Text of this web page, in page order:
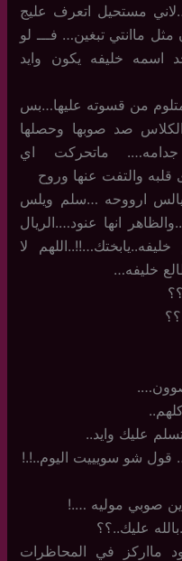
مستحيل اتعرف عليج
ماانتي تبغين… فـــ لو
اسمه خليفه يكون وايد
متلوم من قسوته عليها…بس
صد صوبها وحصلها
ماتحركت اي
والتفت عنها وروح
ارووحه …سلم ويلس
انها عنود….الريال
لا
خليفه…
عليك وايد..
قول شو سويييت اليوم..!.!
صوبي موليه ….!
عليك..؟؟
مااركز في المحاظرات